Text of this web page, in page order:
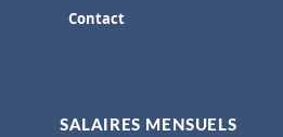
Contact
SALAIRES MENSUELS